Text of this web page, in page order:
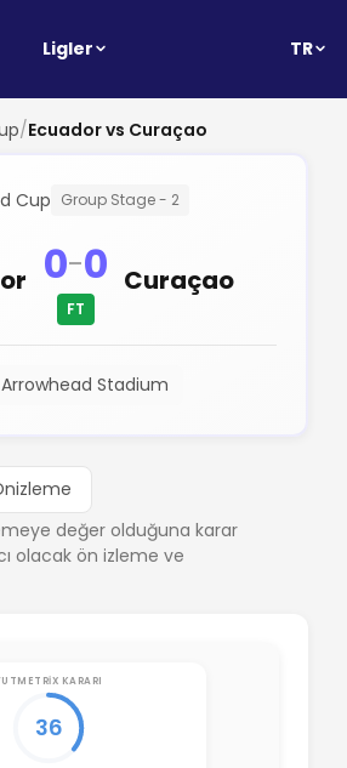
Ligler TR
/Ecuador vs Curaçao
Cup Group Stage - 2
0-0
FT
Curaçao
Arrowhead Stadium
değer olduğuna karar
olacak ön izleme ve
KARARI
36